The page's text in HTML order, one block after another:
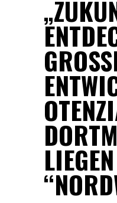
GROSSE
IEGEN “